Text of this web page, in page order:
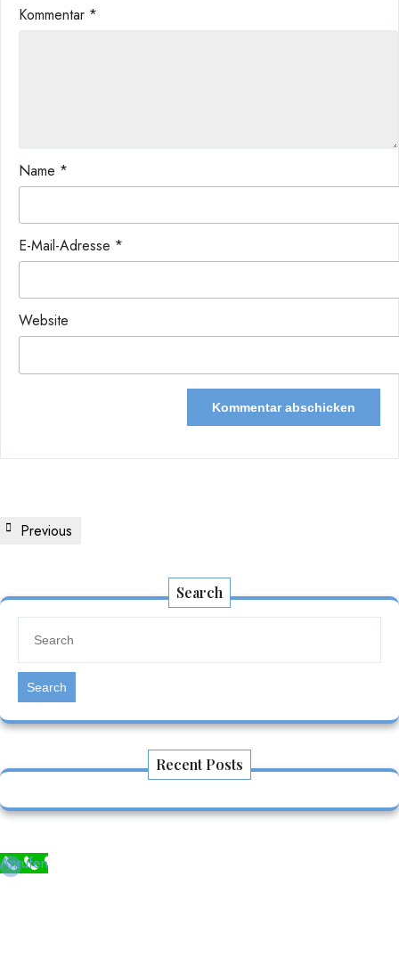
Kommentar *
Name *
E-Mail-Adresse *
Website
Previous
Search
Search
Recent Posts
Anrufen